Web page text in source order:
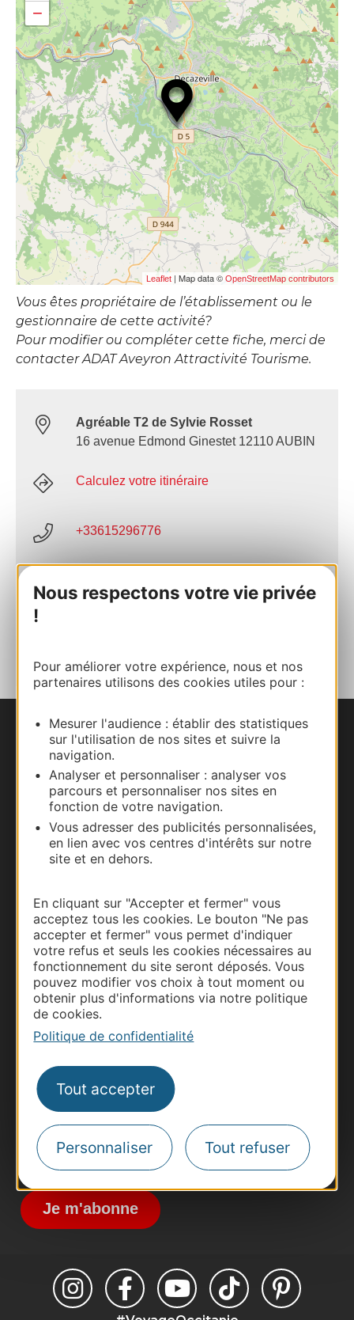
Nous respectons votre vie privée
!
Pour améliorer votre expérience, nous et nos
partenaires utilisons des cookies utiles pour :
Mesurer l'audience : établir des statistiques
sur l'utilisation de nos sites et suivre la
navigation.
Analyser et personnaliser : analyser vos
parcours et personnaliser nos sites en
fonction de votre navigation.
Vous adresser des publicités personnalisées,
en lien avec vos centres d'intérêts sur notre
site et en dehors.
En cliquant sur "Accepter et fermer" vous
acceptez tous les cookies. Le bouton "Ne pas
accepter et fermer" vous permet d'indiquer
votre refus et seuls les cookies nécessaires au
fonctionnement du site seront déposés. Vous
pouvez modifier vos choix à tout moment ou
obtenir plus d'informations via notre politique
de cookies.
Politique de confidentialité
Tout accepter
Personnaliser Tout refuser
−
Leaflet | Map data © OpenStreetMap contributors
Vous êtes propriétaire de l’établissement ou le
gestionnaire de cette activité?
Pour modifier ou compléter cette fiche, merci de
contacter ADAT Aveyron Attractivité Tourisme.
Agréable T2 de Sylvie Rosset
16 avenue Edmond Ginestet 12110 AUBIN
Calculez votre itinéraire
+33615296776
Nous contacter
Carte interactive
Documentation
Thermalisme
Business/Mice
Site presse et d'influence
Voyagistes
Destination Sport
Inscrivez-vous à la lettre d'information
Destination Occitanie pour recevoir des
Je m'abonne